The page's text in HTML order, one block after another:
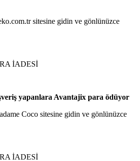
sitesine gidin ve gönlünüzce
İADESİ
yapanlara Avantajix para ödüyor
Coco sitesine gidin ve gönlünüzce
İADESİ